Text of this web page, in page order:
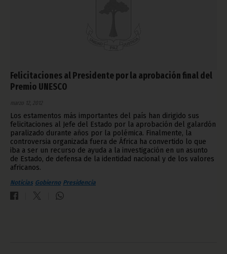
Felicitaciones al Presidente por la aprobación final del
Premio UNESCO
marzo 12, 2012
Los estamentos más importantes del país han dirigido sus
felicitaciones al Jefe del Estado por la aprobación del galardón
paralizado durante años por la polémica. Finalmente, la
controversia organizada fuera de África ha convertido lo que
iba a ser un recurso de ayuda a la investigación en un asunto
de Estado, de defensa de la identidad nacional y de los valores
africanos.
Noticias Gobierno Presidencia